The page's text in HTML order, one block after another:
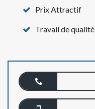
Prix Attractif
Travail de qualité